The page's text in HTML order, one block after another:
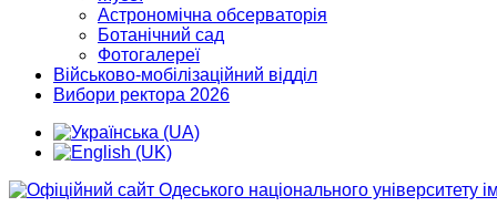
Астрономічна обсерваторія
Ботанічний сад
Фотогалереї
Військово-мобілізаційний відділ
Вибори ректора 2026